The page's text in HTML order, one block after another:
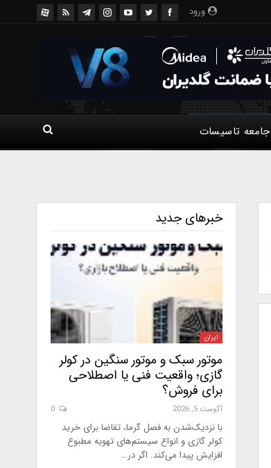
ورود
جامعه تاسیسات
خبرهای جدید
ایران
موتور سبک و موتور سنگین در کولر
گازی؛ واقعیت فنی یا اصطلاحی
برای فروش؟
آگوست 5, 2026
با نزدیک‌شدن به فصل گرما، تقاضا برای خرید
کولر گازی و انواع سیستم‌های تهویه مطبوع
افزایش پیدا می‌کند. اگر در…